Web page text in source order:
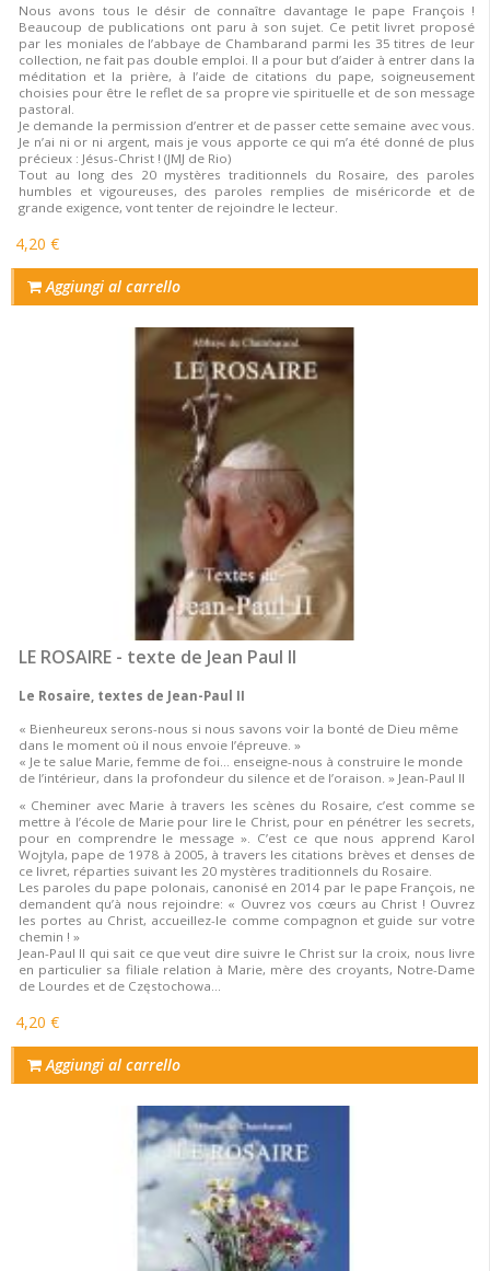
Nous avons tous le désir de connaître davantage le pape François !
Beaucoup de publications ont paru à son sujet. Ce petit livret proposé
par les moniales de l’abbaye de Chambarand parmi les 35 titres de leur
collection, ne fait pas double emploi. Il a pour but d’aider à entrer dans la
méditation et la prière, à l’aide de citations du pape, soigneusement
choisies pour être le reflet de sa propre vie spirituelle et de son message
pastoral.
Je demande la permission d’entrer et de passer cette semaine avec vous.
Je n’ai ni or ni argent, mais je vous apporte ce qui m’a été donné de plus
précieux : Jésus-Christ ! (JMJ de Rio)
Tout au long des 20 mystères traditionnels du Rosaire, des paroles
humbles et vigoureuses, des paroles remplies de miséricorde et de
grande exigence, vont tenter de rejoindre le lecteur.
4,20 €
Aggiungi al carrello
LE ROSAIRE - texte de Jean Paul II
Le Rosaire, textes de Jean-Paul II
« Bienheureux serons-nous si nous savons voir la bonté de Dieu même
dans le moment où il nous envoie l’épreuve. »
« Je te salue Marie, femme de foi… enseigne-nous à construire le monde
de l’intérieur, dans la profondeur du silence et de l’oraison. » Jean-Paul II
« Cheminer avec Marie à travers les scènes du Rosaire, c’est comme se
mettre à l’école de Marie pour lire le Christ, pour en pénétrer les secrets,
pour en comprendre le message ». C’est ce que nous apprend Karol
Wojtyla, pape de 1978 à 2005, à travers les citations brèves et denses de
ce livret, réparties suivant les 20 mystères traditionnels du Rosaire.
Les paroles du pape polonais, canonisé en 2014 par le pape François, ne
demandent qu’à nous rejoindre: « Ouvrez vos cœurs au Christ ! Ouvrez
les portes au Christ, accueillez-le comme compagnon et guide sur votre
chemin ! »
Jean-Paul II qui sait ce que veut dire suivre le Christ sur la croix, nous livre
en particulier sa filiale relation à Marie, mère des croyants, Notre-Dame
de Lourdes et de Częstochowa…
4,20 €
Aggiungi al carrello